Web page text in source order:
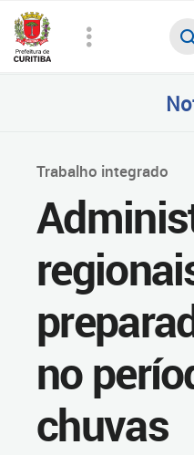
Trabalho integrado
no
chuvas